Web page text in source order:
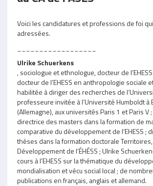
Voici les candidatures et professions de foi
adressées.
Ulrike Schuerkens
, sociologue et ethnologue, docteur de
docteur de l’EHESS en anthropologie sociale
habilitée à diriger des recherches de
professeure invitée à l’Université Humboldt à
(Allemagne), aux universités Paris 1 et Paris V
directrice des masters dans la formation de
comparative du développement de l’EHESS ;
thèses dans la formation doctorale
Développement de l’ÉHÉSS ; Ulrike
cours à l’EHESS sur la thématique du
mondialisation et vécu social local ; de
publications en français, anglais et allemand.